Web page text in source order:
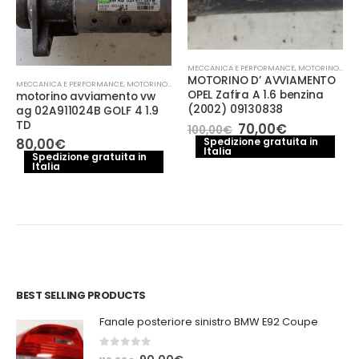
MECCANICA E PERFORMANCE, MOTORINO AVVIAMENTO
motorino avviamento vw
ag 02A911024B GOLF 4 1.9
TD
80,00€
Spedizione gratuita in
Italia
MECCANICA E PERFORMANCE, MOTORINO AVVIAMENTO
MOTORINO D’ AVVIAMENTO
OPEL Zafira A 1.6 benzina
(2002) 09130838
100,00€ Il
prezzo
originale
70,00€Il
prezzo
attuale
Spedizione gratuita in
Italia
BEST SELLING PRODUCTS
Fanale posteriore sinistro BMW E92 Coupe
out of 5